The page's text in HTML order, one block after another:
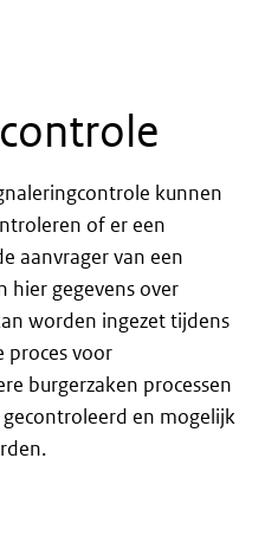
kunnen
of er een
aanvrager van een
hier gegevens over
worden ingezet tijdens
proces voor
burgerzaken processen
en mogelijk